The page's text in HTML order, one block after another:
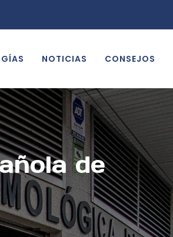
NOTICIAS CONSEJOS
de